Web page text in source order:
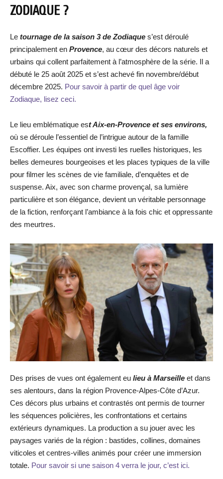
ZODIAQUE ?
Le tournage de la saison 3 de Zodiaque s’est déroulé
principalement en Provence, au cœur des décors naturels et
urbains qui collent parfaitement à l’atmosphère de la série. Il a
débuté le 25 août 2025 et s’est achevé fin novembre/début
décembre 2025. Pour savoir à partir de quel âge voir
Zodiaque, lisez ceci.
Le lieu emblématique est Aix-en-Provence et ses environs,
où se déroule l’essentiel de l’intrigue autour de la famille
Escoffier. Les équipes ont investi les ruelles historiques, les
belles demeures bourgeoises et les places typiques de la ville
pour filmer les scènes de vie familiale, d’enquêtes et de
suspense. Aix, avec son charme provençal, sa lumière
particulière et son élégance, devient un véritable personnage
de la fiction, renforçant l’ambiance à la fois chic et oppressante
des meurtres.
Des prises de vues ont également eu lieu à Marseille et dans
ses alentours, dans la région Provence-Alpes-Côte d’Azur.
Ces décors plus urbains et contrastés ont permis de tourner
les séquences policières, les confrontations et certains
extérieurs dynamiques. La production a su jouer avec les
paysages variés de la région : bastides, collines, domaines
viticoles et centres-villes animés pour créer une immersion
totale. Pour savoir si une saison 4 verra le jour, c’est ici.